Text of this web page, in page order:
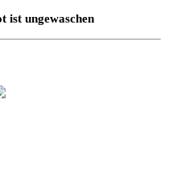
ist ungewaschen